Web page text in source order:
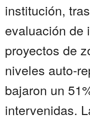
institución,
evaluación de
proyectos de
niveles auto-
bajaron un
intervenidas.